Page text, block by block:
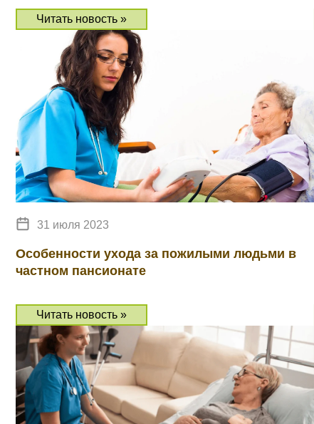
Читать новость »
31 июля 2023
Особенности ухода за пожилыми людьми в
частном пансионате
Читать новость »